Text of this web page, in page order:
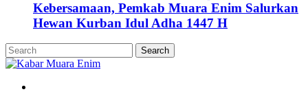
Kebersamaan, Pemkab Muara Enim Salurkan
Hewan Kurban Idul Adha 1447 H